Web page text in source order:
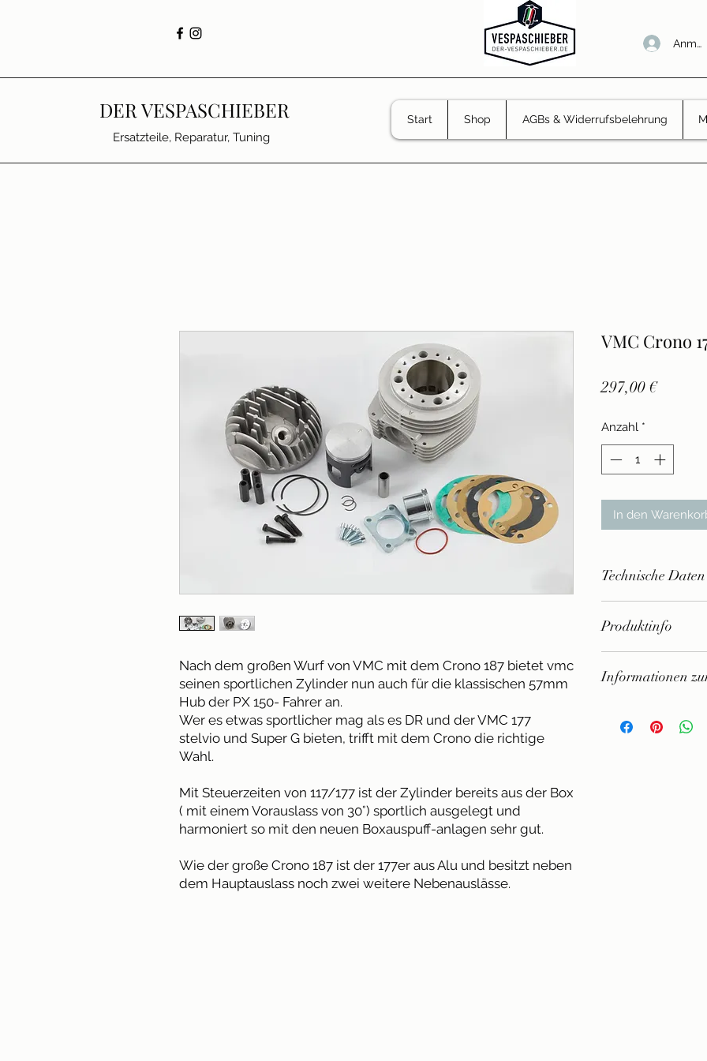
DER VESPASCHIEBER Start Shop AGBs & Widerrufsbelehrung
Ersatzteile, Reparatur, Tuning
Nach dem großen Wurf von VMC mit dem Crono 187 bietet vmc
seinen sportlichen Zylinder nun auch für die klassischen 57mm
Hub der PX 150- Fahrer an.
Wer es etwas sportlicher mag als es DR und der VMC 177
stelvio und Super G bieten, trifft mit dem Crono die richtige
Wahl.
Mit Steuerzeiten von 117/177 ist der Zylinder bereits aus der Box
( mit einem Vorauslass von 30°) sportlich ausgelegt und
harmoniert so mit den neuen Boxauspuff-anlagen sehr gut.
Wie der große Crono 187 ist der 177er aus Alu und besitzt neben
dem Hauptauslass noch zwei weitere Nebenauslässe.
VMC Crono
297,00 €Preis
Anzahl *
In den
Technische Daten
GTR125, TS125,
125/150, PX150
- Bohrung:
- Hub: 57mm
- Kolben:
Produktinfo
StVZO nicht
Informationen